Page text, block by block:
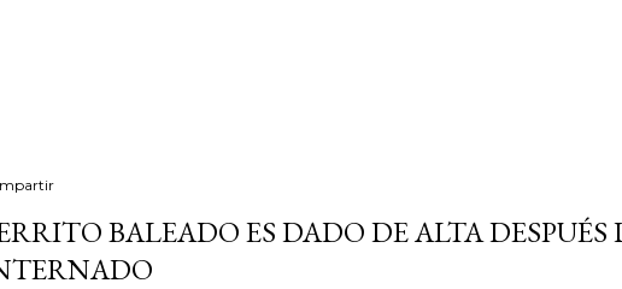
BALEADO ES DADO DE ALTA DESPUÉS